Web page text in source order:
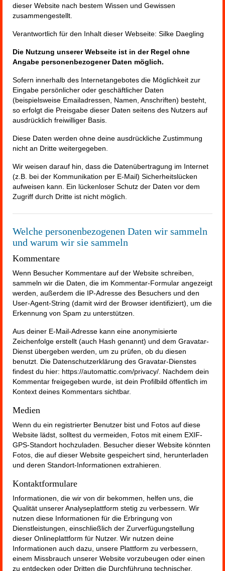
dieser Website nach bestem Wissen und Gewissen
zusammengestellt.
Verantwortlich für den Inhalt dieser Webseite: Silke Daegling
Die Nutzung unserer Webseite ist in der Regel ohne
Angabe personenbezogener Daten möglich.
Sofern innerhalb des Internetangebotes die Möglichkeit zur
Eingabe persönlicher oder geschäftlicher Daten
(beispielsweise Emailadressen, Namen, Anschriften) besteht,
so erfolgt die Preisgabe dieser Daten seitens des Nutzers auf
ausdrücklich freiwilliger Basis.
Diese Daten werden ohne deine ausdrückliche Zustimmung
nicht an Dritte weitergegeben.
Wir weisen darauf hin, dass die Datenübertragung im Internet
(z.B. bei der Kommunikation per E-Mail) Sicherheitslücken
aufweisen kann. Ein lückenloser Schutz der Daten vor dem
Zugriff durch Dritte ist nicht möglich.
Welche personenbezogenen Daten wir sammeln
und warum wir sie sammeln
Kommentare
Wenn Besucher Kommentare auf der Website schreiben,
sammeln wir die Daten, die im Kommentar-Formular angezeigt
werden, außerdem die IP-Adresse des Besuchers und den
User-Agent-String (damit wird der Browser identifiziert), um die
Erkennung von Spam zu unterstützen.
Aus deiner E-Mail-Adresse kann eine anonymisierte
Zeichenfolge erstellt (auch Hash genannt) und dem Gravatar-
Dienst übergeben werden, um zu prüfen, ob du diesen
benutzt. Die Datenschutzerklärung des Gravatar-Dienstes
findest du hier: https://automattic.com/privacy/. Nachdem dein
Kommentar freigegeben wurde, ist dein Profilbild öffentlich im
Kontext deines Kommentars sichtbar.
Medien
Wenn du ein registrierter Benutzer bist und Fotos auf diese
Website lädst, solltest du vermeiden, Fotos mit einem EXIF-
GPS-Standort hochzuladen. Besucher dieser Website könnten
Fotos, die auf dieser Website gespeichert sind, herunterladen
und deren Standort-Informationen extrahieren.
Kontaktformulare
Informationen, die wir von dir bekommen, helfen uns, die
Qualität unserer Analyseplattform stetig zu verbessern. Wir
nutzen diese Informationen für die Erbringung von
Dienstleistungen, einschließlich der Zurverfügungstellung
dieser Onlineplattform für Nutzer. Wir nutzen deine
Informationen auch dazu, unsere Plattform zu verbessern,
einem Missbrauch unserer Website vorzubeugen oder einen
zu entdecken oder Dritten die Durchführung technischer,